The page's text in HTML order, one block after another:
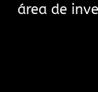
área de